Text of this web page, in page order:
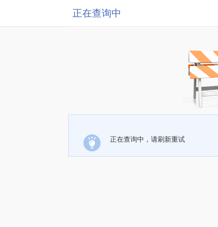
正在查询中
正在查询中，请刷新重试